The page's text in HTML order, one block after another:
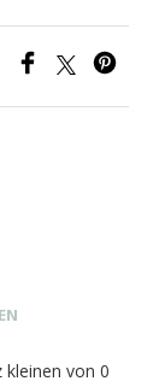
kleinen von 0